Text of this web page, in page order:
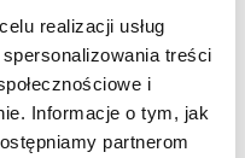
realizacji usług
spersonalizowania treści
i
Informacje o tym, jak
partnerom